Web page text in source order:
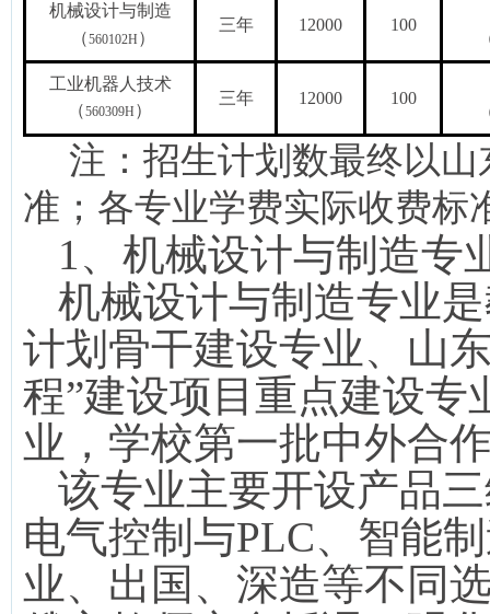
机械设计与制造
（560102H ）
三年 12000 100
工业机器人技术
（560309H ）
三年 12000 100
注：招生计划数最终以
准；各专业学费实际收费标
1、机械设计与制造专
机械设计与制造专业
计划骨干建设专业、山
程”建设项目重点建设
业，学校第一批中外合
该专业主要开设产品
电气控制与PLC、智能
业、出国、深造等不同